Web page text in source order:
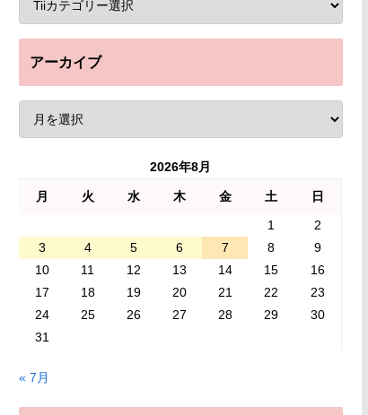
アーカイブ
2026年8月
月 火 水 木 金 土
日
1
2
3
4 5 6 7 8
9
10
11 12 13 14 15
16
17
18 19 20 21 22
23
24
25 26 27 28 29
30
31
« 7月